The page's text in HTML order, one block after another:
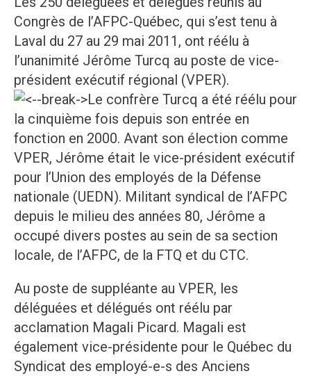
Congrès de l’AFPC-Québec, qui s’est tenu à
Laval du 27 au 29 mai 2011, ont réélu à
l’unanimité Jérôme Turcq au poste de vice-
président exécutif régional (VPER).
Le confrère Turcq a été réélu pour
la cinquième fois depuis son entrée en
fonction en 2000. Avant son élection comme
VPER, Jérôme était le vice-président exécutif
pour l’Union des employés de la Défense
nationale (UEDN). Militant syndical de l’AFPC
depuis le milieu des années 80, Jérôme a
occupé divers postes au sein de sa section
locale, de l’AFPC, de la FTQ et du CTC.
Au poste de suppléante au VPER, les
déléguées et délégués ont réélu par
acclamation Magali Picard. Magali est
également vice-présidente pour le Québec du
Syndicat des employé-e-s des Anciens